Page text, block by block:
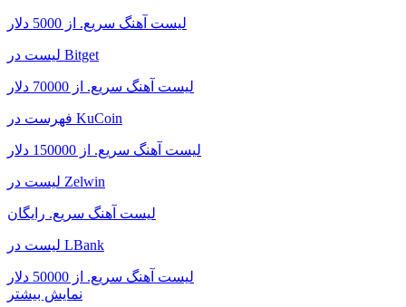
لیست آهنگ سریع. از 5000 دلار
لیست در Bitget
لیست آهنگ سریع. از 70000 دلار
فهرست در KuCoin
لیست آهنگ سریع. از 150000 دلار
لیست در Zelwin
لیست آهنگ سریع. رایگان
لیست در LBank
لیست آهنگ سریع. از 50000 دلار
نمایش بیشتر